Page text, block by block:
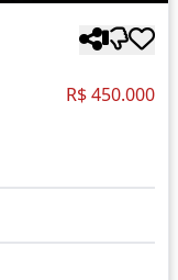
R$ 450.000